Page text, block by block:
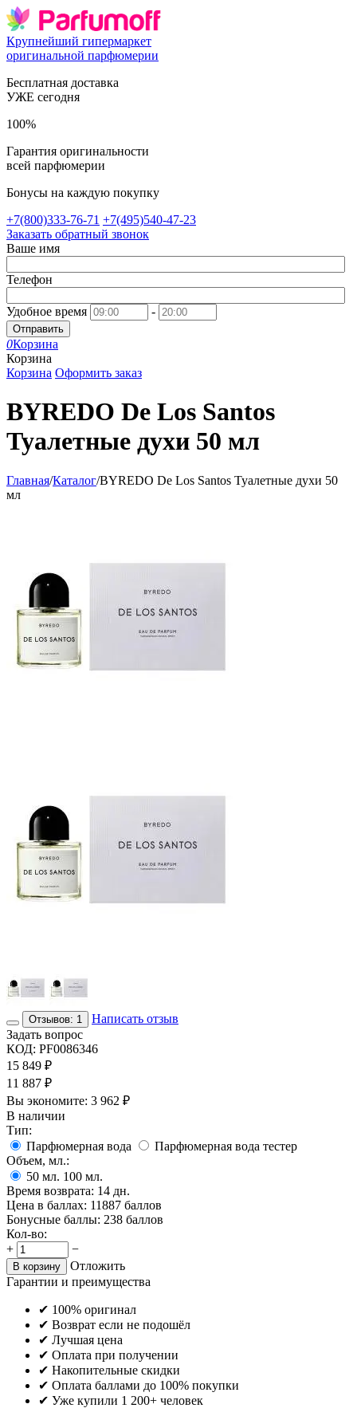
Крупнейший гипермаркет
оригинальной парфюмерии
Бесплатная доставка
УЖЕ сегодня
100%
Гарантия оригинальности
всей парфюмерии
Бонусы на каждую покупку
+7(800)333-76-71 +7(495)540-47-23
Заказать обратный звонок
Ваше имя
Телефон
Удобное время -
Отправить
0Корзина
Корзина
Корзина Оформить заказ
BYREDO De Los Santos
Туалетные духи 50 мл
Главная/Каталог/BYREDO De Los Santos Туалетные духи 50
мл
Отзывов: 1
Написать отзыв
Задать вопрос
КОД: PF0086346
15 849 ₽
11 887 ₽
Вы экономите: 3 962 ₽
В наличии
Тип:
Парфюмерная вода
Парфюмерная вода тестер
Объем, мл.:
50 мл. 100 мл.
Время возврата: 14 дн.
Цена в баллах: 11887 баллов
Бонусные баллы: 238 баллов
Кол-во:
+
−
В корзину
Отложить
Гарантии и преимущества
✔ 100% оригинал
✔ Возврат если не подошёл
✔ Лучшая цена
✔ Оплата при получении
✔ Накопительные скидки
✔ Оплата баллами до 100% покупки
✔ Уже купили 1 200+ человек